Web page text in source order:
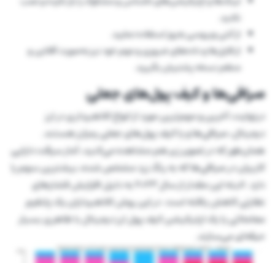
نکنید.
از آنتی ویروسی به‌روز استفاده نمایید.
از فایل‌ها و داده‌های ضروری و مهم خود نیز به‌صورت آفلاین و
منظم نسخه پشتیبان بگیرید.
صرافی‌ها و کیف پول‌های جعلی
درنهایت، آخرین و مهم‌ترین مورد از انواع کلاهبرداری در ارز
دیجیتال، صرافی‌ها و یا کیف پول‌های جعلی رمزارز هستند.
همان‌طور که در تصویر زیر هم مشاهده می‌کنید، آمار سرقت دارایی
کاربران در صرافی‌ها که به رنگ زرد مشخص شده، بیشترین سهم را
دارد. البته این مقدار از سال ۲۰۲۳ به دلیل افزایش فشارهای
نظارتی کاهش یافته است. در این روش کلاهبرداران یک پلتفرم
معاملاتی یا یک اپلیکیشن کیف پول ارز دیجیتال با ظاهری بسیار
حرفه‌ای می‌سازند.